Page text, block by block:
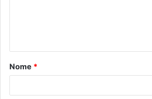
á
r
Nome *